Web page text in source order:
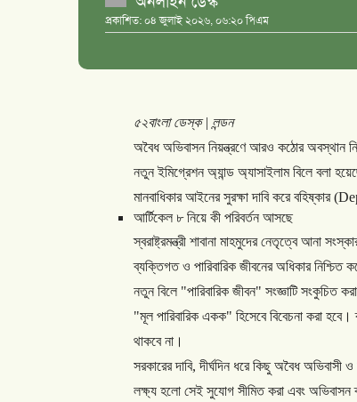
প্রকাশিত: ০৪ জুলাই ২০২৬, ০৬:২০ পিএম
৫২বাংলা ডেস্ক| লন্ডন
অবৈধ অভিবাসন নিয়ন্ত্রণে আরও কঠোর অবস্থান
নতুন ইমিগ্রেশন অ্যান্ড অ্যাসাইলাম বিলে বলা
মানবাধিকার আইনের সুরক্ষা দাবি করে বহিষ্কার
আর্টিকেল ৮ নিয়ে কী পরিবর্তন আসছে
স্বরাষ্ট্রমন্ত্রী শাবানা মাহমুদের নেতৃত্বে আনা
ব্যক্তিগত ও পারিবারিক জীবনের অধিকার নিশ্চিত
নতুন বিলে "পারিবারিক জীবন" সংজ্ঞাটি সংকুচিত করা
"মূল পারিবারিক একক" হিসেবে বিবেচনা করা হবে।
থাকবে না।
সরকারের দাবি,দীর্ঘদিন ধরে কিছু অবৈধ অভিবাসী ও
লক্ষ্য হলো সেই সুযোগ সীমিত করা এবং অভিবাসন